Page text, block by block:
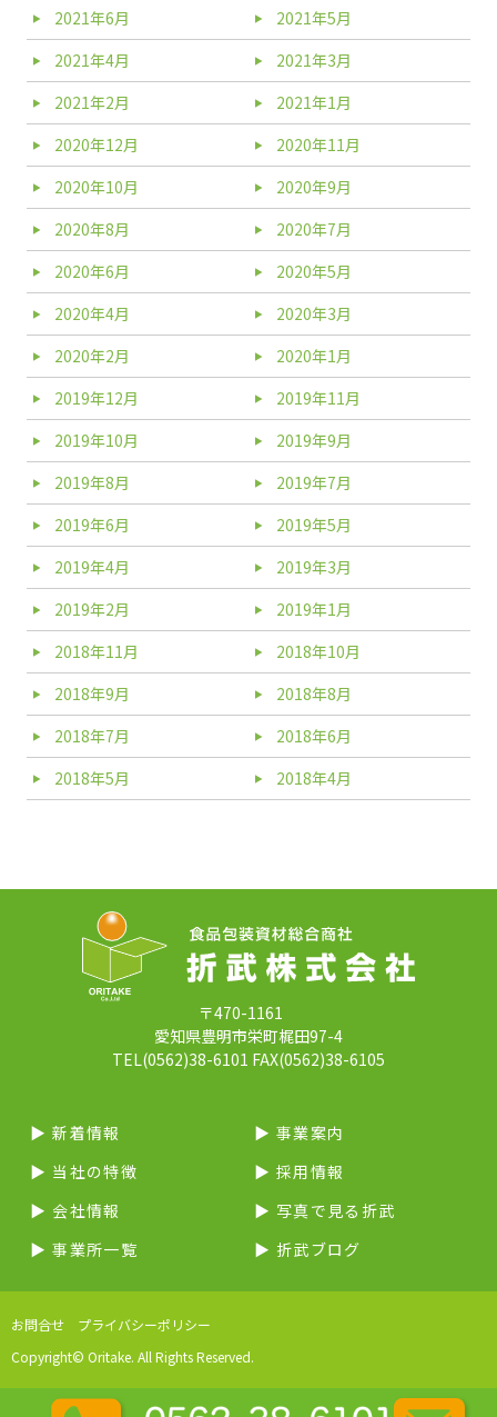
2021年6月
2021年5月
2021年4月
2021年3月
2021年2月
2021年1月
2020年12月
2020年11月
2020年10月
2020年9月
2020年8月
2020年7月
2020年6月
2020年5月
2020年4月
2020年3月
2020年2月
2020年1月
2019年12月
2019年11月
2019年10月
2019年9月
2019年8月
2019年7月
2019年6月
2019年5月
2019年4月
2019年3月
2019年2月
2019年1月
2018年11月
2018年10月
2018年9月
2018年8月
2018年7月
2018年6月
2018年5月
2018年4月
〒470-1161
愛知県豊明市栄町梶田97-4
TEL(0562)38-6101 FAX(0562)38-6105
▶︎ 新着情報
▶︎ 当社の特徴
▶︎ 会社情報
▶︎ 事業所一覧
▶︎ 事業案内
▶︎ 採用情報
▶︎ 写真で見る折武
▶︎ 折武ブログ
お問合せ
プライバシーポリシー
Copyright© Oritake. All Rights Reserved.